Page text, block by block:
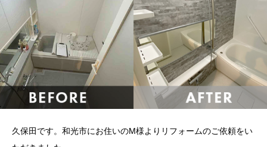
久保田です。和光市にお住いのM様よりリフォームのご依頼をい